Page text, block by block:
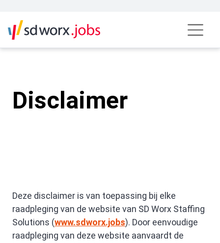
Disclaimer
Deze disclaimer is van toepassing bij elke
raadpleging van de website van SD Worx Staffing
Solutions (www.sdworx.jobs). Door eenvoudige
raadpleging van deze website aanvaardt de